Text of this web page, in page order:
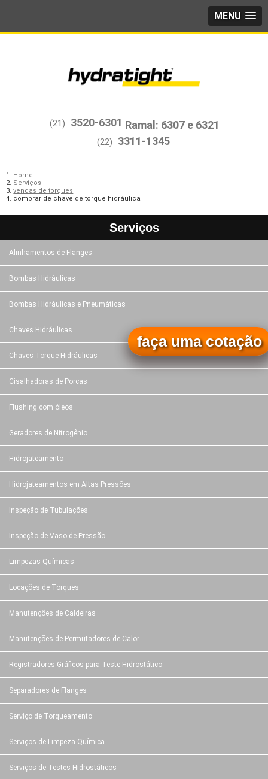
MENU
(21) 3520-6301
(22) 3311-1345
Home
Serviços
vendas de torques
comprar de chave de torque hidráulica
Serviços
Alinhamentos de Flanges
Bombas Hidráulicas
Bombas Hidráulicas e Pneumáticas
Chaves Hidráulicas
Chaves Torque Hidráulicas
Cisalhadoras de Porcas
Flushing com óleos
Geradores de Nitrogênio
Hidrojateamento
Hidrojateamentos em Altas Pressões
Inspeção de Tubulações
Inspeção de Vaso de Pressão
Limpezas Químicas
Locações de Torques
Manutenções de Caldeiras
Manutenções de Permutadores de Calor
Registradores Gráficos para Teste Hidrostático
Separadores de Flanges
Serviço de Torqueamento
Serviços de Limpeza Química
Serviços de Testes Hidrostáticos
faça uma cotação